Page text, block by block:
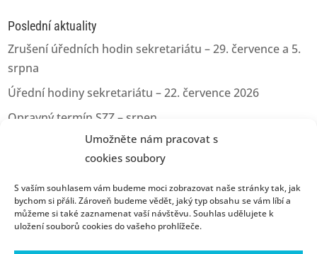
Umožněte nám pracovat s
cookies soubory
S vaším souhlasem vám budeme moci zobrazovat naše stránky tak, jak
bychom si přáli. Zároveň budeme vědět, jaký typ obsahu se vám líbí a
můžeme si také zaznamenat vaší návštěvu. Souhlas udělujete k
uložení souborů cookies do vašeho prohlížeče.
Poslední aktuality
Zrušení úředních hodin sekretariátu – 29. července a 5.
srpna
Úřední hodiny sekretariátu – 22. července 2026
Opravný termín SZZ – srpen
Opravný termín pro odevzdání kvalifikačních prací
Úřední hodiny sekretariátu – 11.06.2026